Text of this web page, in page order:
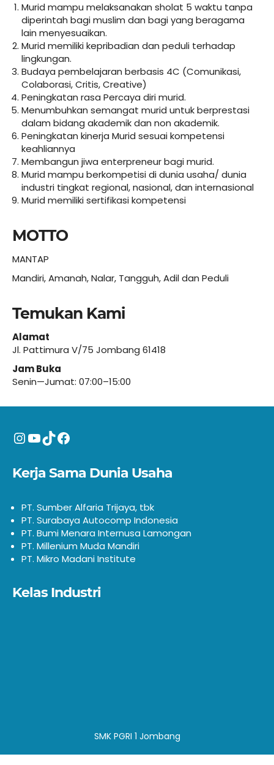
Murid mampu melaksanakan sholat 5 waktu tanpa
diperintah bagi muslim dan bagi yang beragama
lain menyesuaikan.
Murid memiliki kepribadian dan peduli terhadap
lingkungan.
Budaya pembelajaran berbasis 4C (Comunikasi,
Colaborasi, Critis, Creative)
Peningkatan rasa Percaya diri murid.
Menumbuhkan semangat murid untuk berprestasi
dalam bidang akademik dan non akademik.
Peningkatan kinerja Murid sesuai kompetensi
keahliannya
Membangun jiwa enterpreneur bagi murid.
Murid mampu berkompetisi di dunia usaha/ dunia
industri tingkat regional, nasional, dan internasional
Murid memiliki sertifikasi kompetensi
MOTTO
MANTAP
Mandiri, Amanah, Nalar, Tangguh, Adil dan Peduli
Temukan Kami
Alamat
Jl. Pattimura V/75 Jombang 61418
Jam Buka
Senin—Jumat: 07:00–15:00
Instagram
YouTube
TikTokFacebook
Kerja Sama Dunia Usaha
PT. Sumber Alfaria Trijaya, tbk
PT. Surabaya Autocomp Indonesia
PT. Bumi Menara Internusa Lamongan
PT. Millenium Muda Mandiri
PT. Mikro Madani Institute
Kelas Industri
SMK PGRI 1 Jombang